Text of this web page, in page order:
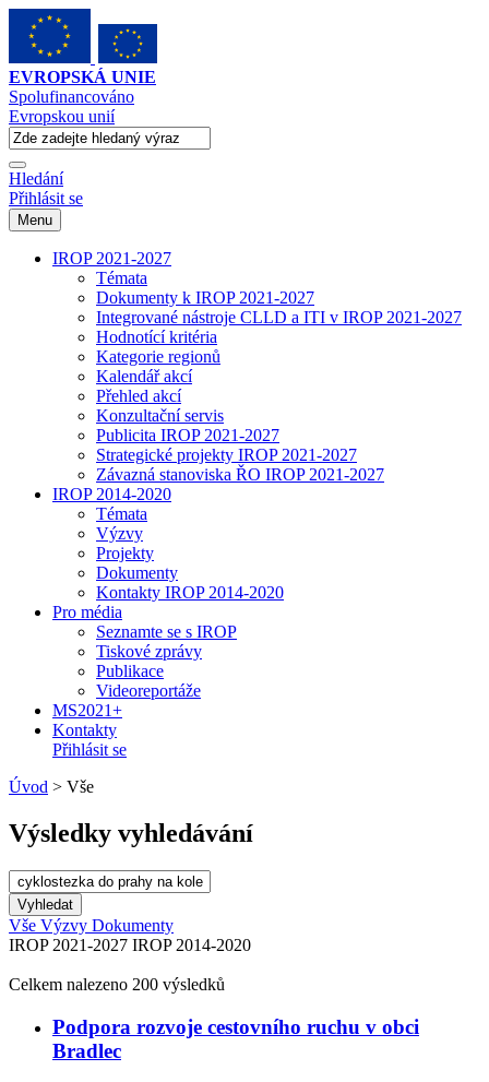
EVROPSKÁ UNIE
Spolufinancováno
Evropskou unií
Hledání
Přihlásit se
Menu
IROP 2021-2027
Témata
Dokumenty k IROP 2021-2027
Integrované nástroje CLLD a ITI v IROP 2021-2027
Hodnotící kritéria
Kategorie regionů
Kalendář akcí
Přehled akcí
Konzultační servis
Publicita IROP 2021-2027
Strategické projekty IROP 2021-2027
Závazná stanoviska ŘO IROP 2021-2027
IROP 2014-2020
Témata
Výzvy
Projekty
Dokumenty
Kontakty IROP 2014-2020
Pro média
Seznamte se s IROP
Tiskové zprávy
Publikace
Videoreportáže
MS2021+
Kontakty
Přihlásit se
Úvod > Vše
Výsledky vyhledávání
Vše Výzvy Dokumenty
IROP 2021-2027 IROP 2014-2020
Celkem nalezeno 200 výsledků
Podpora rozvoje cestovního ruchu v obci
Bradlec